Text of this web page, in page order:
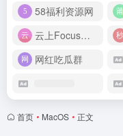
58福利资源网
云上Focus接码平台
网红吃瓜群
首页 • MacOS • 正文